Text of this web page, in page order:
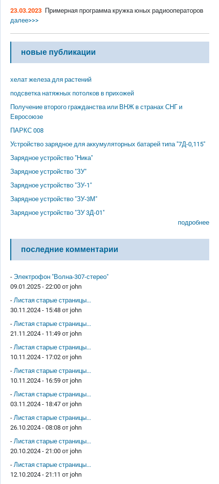
23.03.2023 Примерная программа кружка юных радиооператоров
далее>>>
новые публикации
хелат железа для растений
подсветка натяжных потолков в прихожей
Получение второго гражданства или ВНЖ в странах СНГ и
Евросоюзе
ПАРКС 008
Устройство зарядное для аккумуляторных батарей типа "7Д-0,115"
Зарядное устройство "Ника"
Зарядное устройство "ЗУ"
Зарядное устройство "ЗУ-1"
Зарядное устройство "ЗУ-3М"
Зарядное устройство "ЗУ 3Д-01"
подробнее
последние комментарии
- Электрофон "Волна-307-стерео"
09.01.2025 - 22:00 от john
- Листая старые страницы...
30.11.2024 - 15:48 от john
- Листая старые страницы...
21.11.2024 - 11:49 от john
- Листая старые страницы...
10.11.2024 - 17:02 от john
- Листая старые страницы...
10.11.2024 - 16:59 от john
- Листая старые страницы...
03.11.2024 - 18:47 от john
- Листая старые страницы...
26.10.2024 - 08:08 от john
- Листая старые страницы...
20.10.2024 - 21:00 от john
- Листая старые страницы...
12.10.2024 - 21:11 от john